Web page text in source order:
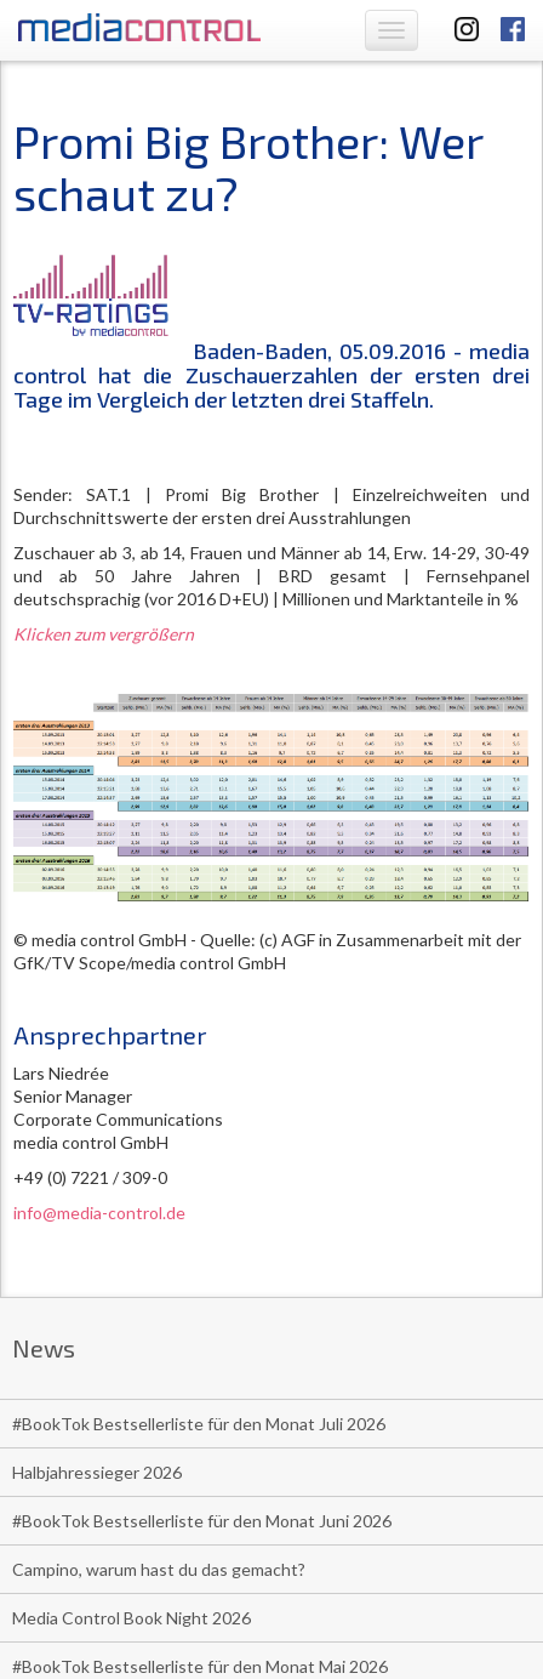
Toggle
navigation
Promi Big Brother: Wer
schaut zu?
Baden-Baden, 05.09.2016 - media
control hat die Zuschauerzahlen der ersten drei
Tage im Vergleich der letzten drei Staffeln.
Sender: SAT.1 | Promi Big Brother | Einzelreichweiten und
Durchschnittswerte der ersten drei Ausstrahlungen
Zuschauer ab 3, ab 14, Frauen und Männer ab 14, Erw. 14-29, 30-49
und ab 50 Jahre Jahren | BRD gesamt | Fernsehpanel
deutschsprachig (vor 2016 D+EU) | Millionen und Marktanteile in %
Klicken zum vergrößern
© media control GmbH - Quelle: (c) AGF in Zusammenarbeit mit der
GfK/TV Scope/media control GmbH
Ansprechpartner
Lars Niedrée
Senior Manager
Corporate Communications
media control GmbH
+49 (0) 7221 / 309-0
info@media-control.de
News
#BookTok Bestsellerliste für den Monat Juli 2026
Halbjahressieger 2026
#BookTok Bestsellerliste für den Monat Juni 2026
Campino, warum hast du das gemacht?
Media Control Book Night 2026
#BookTok Bestsellerliste für den Monat Mai 2026